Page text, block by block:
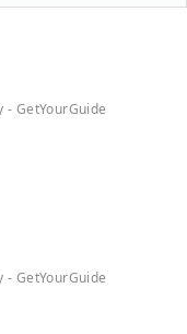
GetYourGuide
GetYourGuide